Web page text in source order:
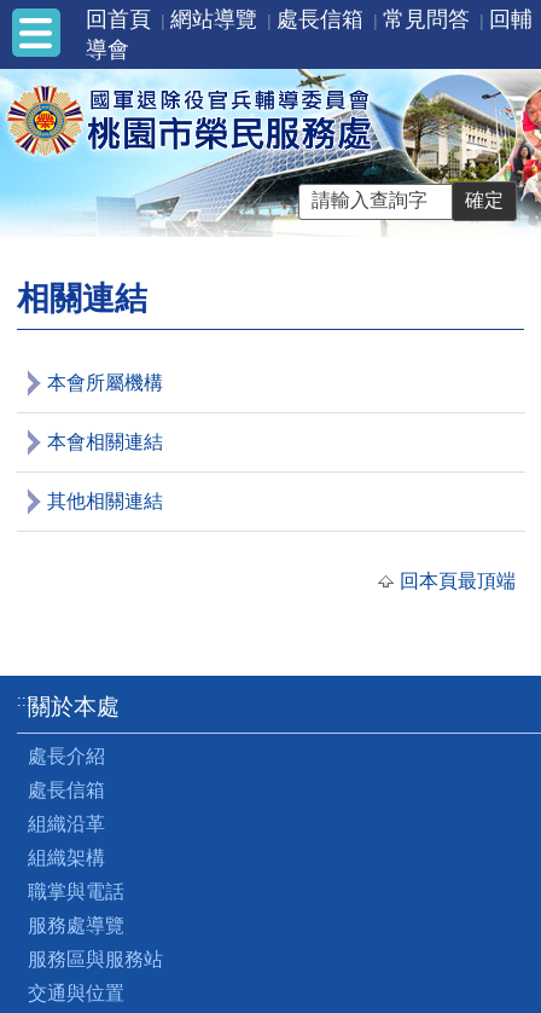
回首頁 網站導覽 處長信箱 常見問答
回輔
導會
相關連結
本會所屬機構
本會相關連結
其他相關連結
回本頁最頂端
:::關於本處
處長介紹
處長信箱
組織沿革
組織架構
職掌與電話
服務處導覽
服務區與服務站
交通與位置